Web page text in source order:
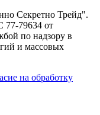
Секретно Трейд".
77-79634 от
по надзору в
и массовых
на обработку